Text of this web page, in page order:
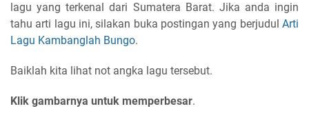
lagu yang terkenal dari Sumatera Barat. Jika anda ingin
tahu arti lagu ini, silakan buka postingan yang berjudul Arti
Lagu Kambanglah Bungo.
Baiklah kita lihat not angka lagu tersebut.
Klik gambarnya untuk memperbesar.